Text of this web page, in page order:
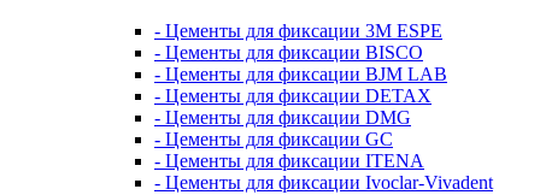
- Цементы для фиксации 3M ESPE
- Цементы для фиксации BISCO
- Цементы для фиксации BJM LAB
- Цементы для фиксации DETAX
- Цементы для фиксации DMG
- Цементы для фиксации GC
- Цементы для фиксации ITENA
- Цементы для фиксации Ivoclar-Vivadent